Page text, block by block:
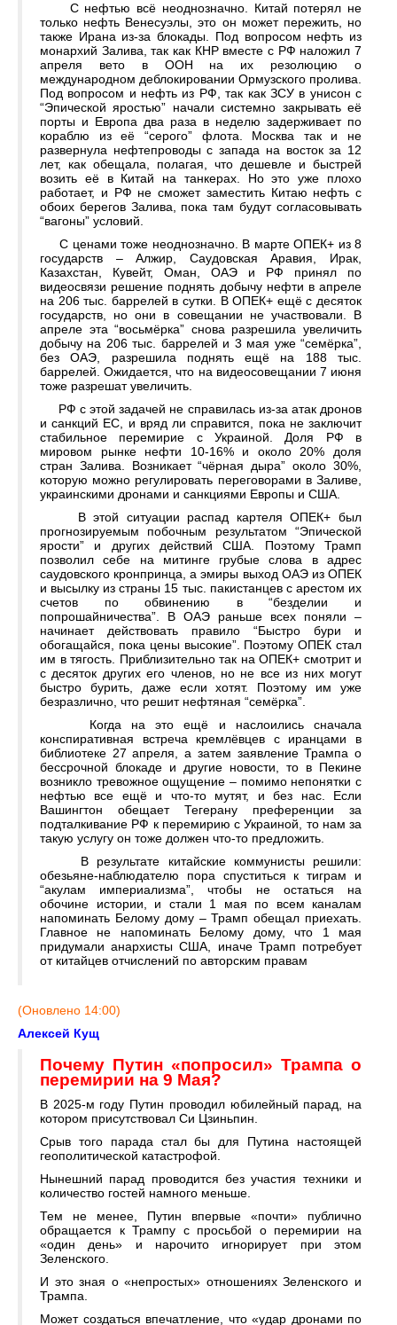
С нефтью всё неоднозначно. Китай потерял не
только нефть Венесуэлы, это он может пережить, но
также Ирана из-за блокады. Под вопросом нефть из
монархий Залива, так как КНР вместе с РФ наложил 7
апреля вето в ООН на их резолюцию о
международном деблокировании Ормузского пролива.
Под вопросом и нефть из РФ, так как ЗСУ в унисон с
“Эпической яростью” начали системно закрывать её
порты и Европа два раза в неделю задерживает по
кораблю из её “серого” флота. Москва так и не
развернула нефтепроводы с запада на восток за 12
лет, как обещала, полагая, что дешевле и быстрей
возить её в Китай на танкерах. Но это уже плохо
работает, и РФ не сможет заместить Китаю нефть с
обоих берегов Залива, пока там будут согласовывать
“вагоны” условий.
С ценами тоже неоднозначно. В марте ОПЕК+ из 8
государств – Алжир, Саудовская Аравия, Ирак,
Казахстан, Кувейт, Оман, ОАЭ и РФ принял по
видеосвязи решение поднять добычу нефти в апреле
на 206 тыс. баррелей в сутки. В ОПЕК+ ещё с десяток
государств, но они в совещании не участвовали. В
апреле эта “восьмёрка” снова разрешила увеличить
добычу на 206 тыс. баррелей и 3 мая уже “семёрка”,
без ОАЭ, разрешила поднять ещё на 188 тыс.
баррелей. Ожидается, что на видеосовещании 7 июня
тоже разрешат увеличить.
РФ с этой задачей не справилась из-за атак дронов
и санкций ЕС, и вряд ли справится, пока не заключит
стабильное перемирие с Украиной. Доля РФ в
мировом рынке нефти 10-16% и около 20% доля
стран Залива. Возникает “чёрная дыра” около 30%,
которую можно регулировать переговорами в Заливе,
украинскими дронами и санкциями Европы и США.
В этой ситуации распад картеля ОПЕК+ был
прогнозируемым побочным результатом “Эпической
ярости” и других действий США. Поэтому Трамп
позволил себе на митинге грубые слова в адрес
саудовского кронпринца, а эмиры выход ОАЭ из ОПЕК
и высылку из страны 15 тыс. пакистанцев с арестом их
счетов по обвинению в “безделии и
попрошайничества”. В ОАЭ раньше всех поняли –
начинает действовать правило “Быстро бури и
обогащайся, пока цены высокие”. Поэтому ОПЕК стал
им в тягость. Приблизительно так на ОПЕК+ смотрит и
с десяток других его членов, но не все из них могут
быстро бурить, даже если хотят. Поэтому им уже
безразлично, что решит нефтяная “семёрка”.
Когда на это ещё и наслоились сначала
конспиративная встреча кремлёвцев с иранцами в
библиотеке 27 апреля, а затем заявление Трампа о
бессрочной блокаде и другие новости, то в Пекине
возникло тревожное ощущение – помимо непонятки с
нефтью все ещё и что-то мутят, и без нас. Если
Вашингтон обещает Тегерану преференции за
подталкивание РФ к перемирию с Украиной, то нам за
такую услугу он тоже должен что-то предложить.
В результате китайские коммунисты решили:
обезьяне-наблюдателю пора спуститься к тиграм и
“акулам империализма”, чтобы не остаться на
обочине истории, и стали 1 мая по всем каналам
напоминать Белому дому – Трамп обещал приехать.
Главное не напоминать Белому дому, что 1 мая
придумали анархисты США, иначе Трамп потребует
от китайцев отчислений по авторским правам
(Оновлено 14:00)
Алексей Кущ
Почему Путин «попросил» Трампа о
перемирии на 9 Мая?
В 2025-м году Путин проводил юбилейный парад, на
котором присутствовал Си Цзиньпин.
Срыв того парада стал бы для Путина настоящей
геополитической катастрофой.
Нынешний парад проводится без участия техники и
количество гостей намного меньше.
Тем не менее, Путин впервые «почти» публично
обращается к Трампу с просьбой о перемирии на
«один день» и нарочито игнорирует при этом
Зеленского.
И это зная о «непростых» отношениях Зеленского и
Трампа.
Может создаться впечатление, что «удар дронами по